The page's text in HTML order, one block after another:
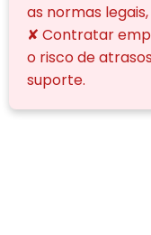
as normas
✘ Contratar
o risco de
suporte.